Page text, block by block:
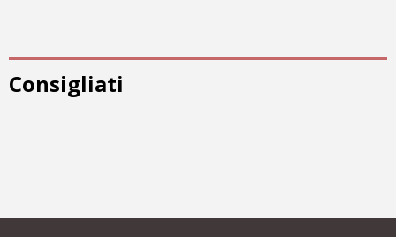
Consigliati